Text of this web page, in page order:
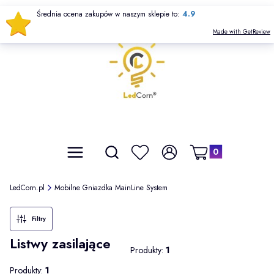
Menu Otwórz wyszukiwarkę
Szukaj Ulubione Zaloguj się
Produkty w koszyku:
Koszyk
LedCorn.pl Mobilne Gniazdka MainLine System
Filtry
Listwy zasilające Produkty: 1
Produkty: 1
Średnia ocena zakupów w naszym sklepie to: 4.9
Made with GetReview